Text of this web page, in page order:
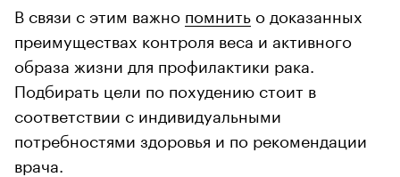
В связи с этим важно помнить о доказанных
преимуществах контроля веса и активного
образа жизни для профилактики рака.
Подбирать цели по похудению стоит в
соответствии с индивидуальными
потребностями здоровья и по рекомендации
врача.